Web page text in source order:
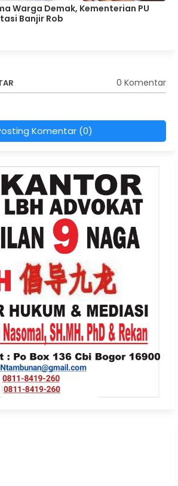
Warga Demak, Kementerian PU
Banjir Rob
0 Komentar
Komentar (0)